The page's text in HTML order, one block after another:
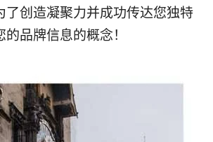
创造凝聚力并成功传达您独特
品牌信息的概念！